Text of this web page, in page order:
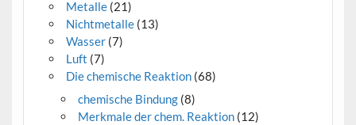
Metalle(21)
Nichtmetalle(13)
Wasser(7)
Luft (7)
Die chemische Reaktion(68)
chemische Bindung (8)
Merkmale der chem. Reaktion (12)